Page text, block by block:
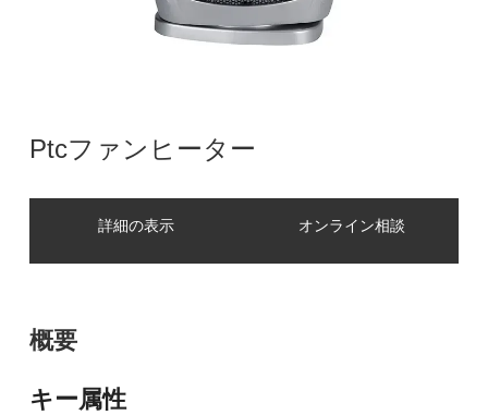
Ptcファンヒーター
詳細の表示 オンライン相談
概要
キー属性